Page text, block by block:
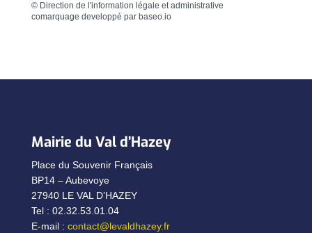
© Direction de l'information légale et administrative
comarquage developpé par baseo.io
Mairie du Val d’Hazey
Place du Souvenir Français
BP14 – Aubevoye
27940 LE VAL D’HAZEY
Tel : 02.32.53.01.04
E-mail : contact@levaldhazey.fr